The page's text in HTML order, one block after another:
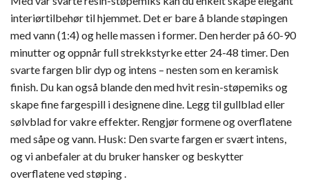
interiørtilbehør til hjemmet. Det er bare å blande støpingen
med vann (1:4) og helle massen i former. Den herder på 60-90
minutter og oppnår full strekkstyrke etter 24-48 timer. Den
svarte fargen blir dyp og intens – nesten som en keramisk
finish. Du kan også blande den med hvit resin-støpemiks og
skape fine fargespill i designene dine. Legg til gullblad eller
sølvblad for vakre effekter. Rengjør formene og overflatene
med såpe og vann. Husk: Den svarte fargen er svært intens,
og vi anbefaler at du bruker hansker og beskytter
overflatene ved støping .